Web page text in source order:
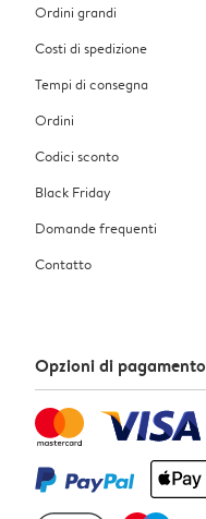
Ordini grandi
Costi di spedizione
Tempi di consegna
Ordini
Codici sconto
Black Friday
Domande frequenti
Contatto
Opzioni di pagamento